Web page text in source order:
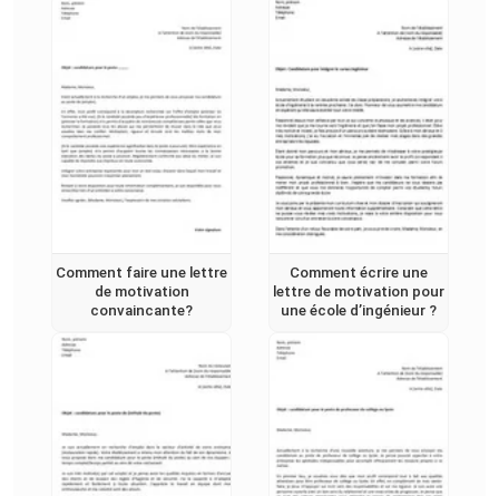
Comment faire une lettre
de motivation
convaincante?
Comment écrire une
lettre de motivation pour
une école d’ingénieur ?